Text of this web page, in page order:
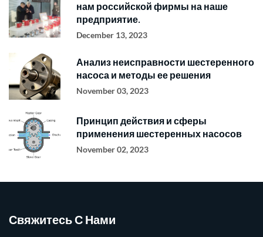
нам российской фирмы на наше
предприятие.
December 13, 2023
Анализ неисправности шестеренного
насоса и методы ее решения
November 03, 2023
Принцип действия и сферы
применения шестеренных насосов
November 02, 2023
Свяжитесь С Нами